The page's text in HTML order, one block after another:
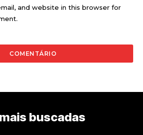
and website in this browser for
buscadas